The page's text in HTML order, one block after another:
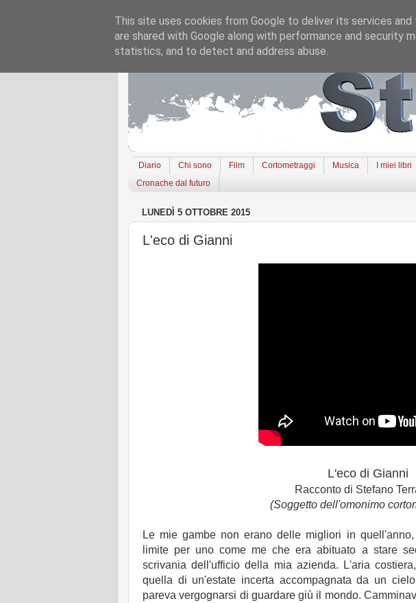
Diario Chi sono Film Cortometraggi Musica I miei libri
Cronache dal futuro
LUNEDÌ 5 OTTOBRE 2015
L'eco di Gianni
L'eco di Gianni
Racconto di Stefano
(Soggetto dell'omonimo
Le mie gambe non erano delle migliori in
limite per uno come me che era abituato a stare
scrivania dell'ufficio della mia azienda. L'aria
quella di un'estate incerta accompagnata da un
pareva vergognarsi di guardare giù il mondo.
This site uses cookies from Google to deliver its services
are shared with Google along with performance and security
statistics, and to detect and address abuse.